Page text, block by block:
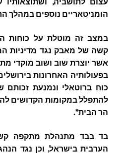
הומניטאריים נוספים במהלך
במצב זה מוטלת על כוחות
קשה של מאבק נגד מדיניות
אשר יוצרת שוב ושוב מוקדי
בפעולותיה האחרונות
כוח ברוטאלי ונמנעת
להתפלל במקומות הקדושים
הר הבית".
בד בבד מתנהלת מתקפה
הערבית בישראל, וכן נגד